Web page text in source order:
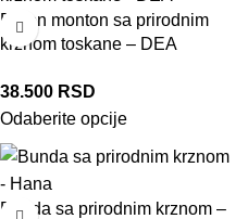
Braon monton sa prirodnim
krznom toskane – DEA
38.500 RSD
Odaberite opcije
Bunda sa prirodnim krznom –